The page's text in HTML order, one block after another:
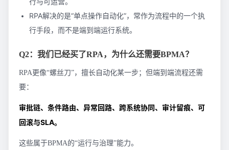
RPA解决的是“单点操作自动化”，常作为流程中的一个执
行手段，而不是端到端运行系统。
Q2：我们已经买了RPA，为什么还需要BPMA？
RPA更像“螺丝刀”，擅长自动化某一步；但端到端流程还需
要：
审批链、条件路由、异常回路、跨系统协同、审计留痕、可
回滚与SLA。
这些属于BPMA的“运行与治理”能力。